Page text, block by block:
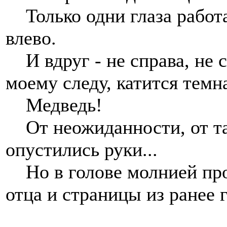
Только одни глаза
влево.
И вдруг - не справа, не
моему следу, катится
Медведь!
От неожиданности, от
опустились руки...
Но в голове молнией
отца и страницы из ранее